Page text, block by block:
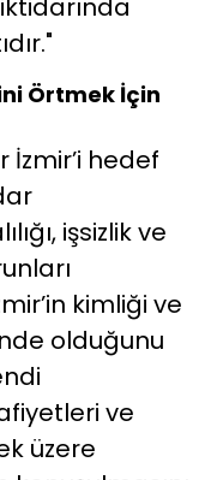
Örtmek İçin
İzmir’i hedef
işsizlik ve
kimliği ve
olduğunu
ve
üzere